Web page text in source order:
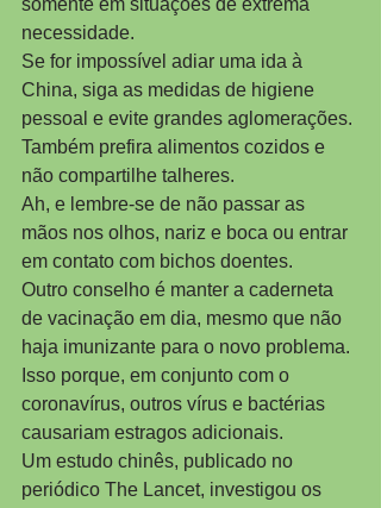
necessidade.
Se for impossível adiar uma ida à
China, siga as medidas de higiene
pessoal e evite grandes aglomerações.
Também prefira alimentos cozidos e
não compartilhe talheres.
Ah, e lembre-se de não passar as
mãos nos olhos, nariz e boca ou entrar
em contato com bichos doentes.
Outro conselho é manter a caderneta
de vacinação em dia, mesmo que não
haja imunizante para o novo problema.
Isso porque, em conjunto com o
coronavírus, outros vírus e bactérias
causariam estragos adicionais.
Um estudo chinês, publicado no
periódico The Lancet, investigou os